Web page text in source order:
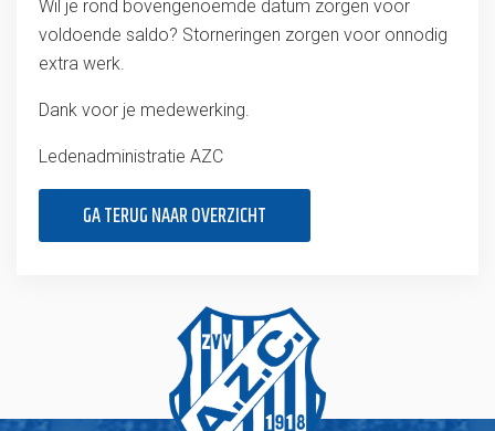
Wil je rond bovengenoemde datum zorgen voor
voldoende saldo? Storneringen zorgen voor onnodig
extra werk.
Dank voor je medewerking.
Ledenadministratie AZC
GA TERUG NAAR OVERZICHT